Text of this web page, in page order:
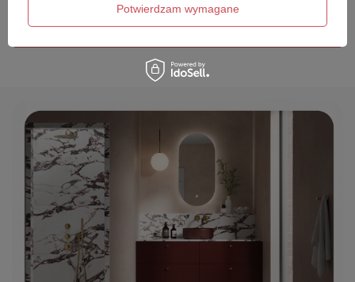
Wyślij opinię
Potwierdzam wymagane